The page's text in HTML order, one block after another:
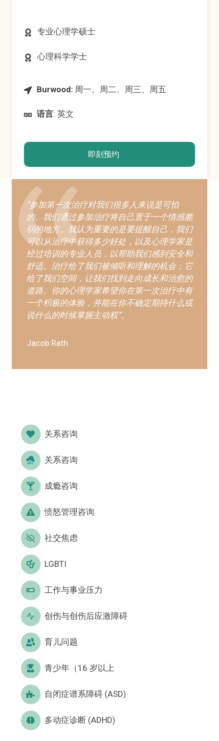
专业心理学硕士
心理科学学士
Burwood: 周一、周二、周三、周五
语言: 英文
即刻预约
“参加第一次治疗对我们很多人来说是可怕
的。我们通过参加治疗将自己置于一个情感脆
弱的地方。我认为重要的是要提醒自己，我们
可以从治疗中获得多少好处，以及心理学家是
经过培训的专业人员，以帮助我们感到安全和
舒适。治疗给了我们被倾听和理解的机会；它
给了我们空间，让我们找到走向成长和治愈的
道路。你的心理学家希望你在第一次治疗中有
一个积极的体验，并能在你不确定期待什么或
说什么的时候掌握主动权”。
Jacob Rath
关系咨询
关系咨询
成瘾咨询
愤怒管理咨询
社交焦虑
LGBTI
工作与事业压力
创伤与创伤后应激障碍
育儿问题
青少年（16 岁以上
自闭症谱系障碍 (ASD)
多动症诊断 (ADHD)